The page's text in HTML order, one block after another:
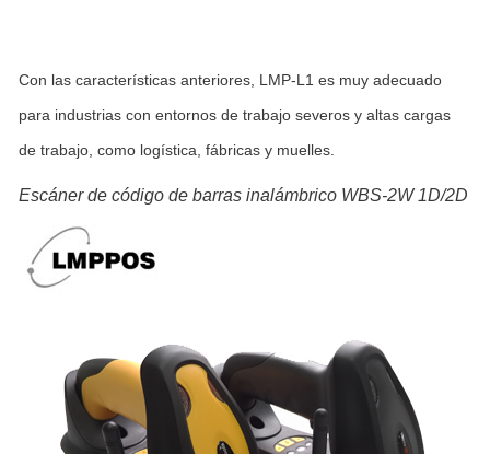
Con las características anteriores, LMP-L1 es muy adecuado
para industrias con entornos de trabajo severos y altas cargas
de trabajo, como logística, fábricas y muelles.
Escáner de código de barras inalámbrico WBS-2W 1D/2D